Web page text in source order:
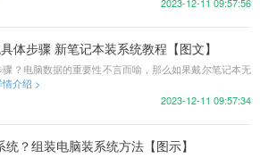
体步骤 新笔记本装系统教程【图文】
？电脑数据的重要性不言而喻，那么如果戴尔笔记本无
情介绍 >
2023-12-11 09:57:34
？组装电脑装系统方法【图示】